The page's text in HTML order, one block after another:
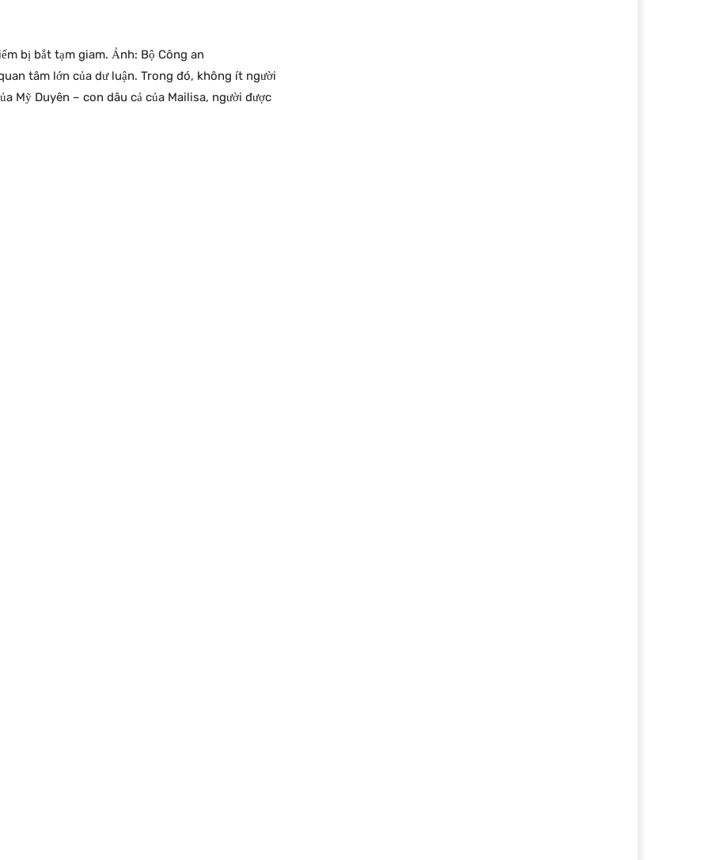
bị bắt tạm giam. Ảnh: Bộ Công an
tâm lớn của dư luận. Trong đó, không ít người
Mỹ Duyên – con dâu cả của Mailisa, người được